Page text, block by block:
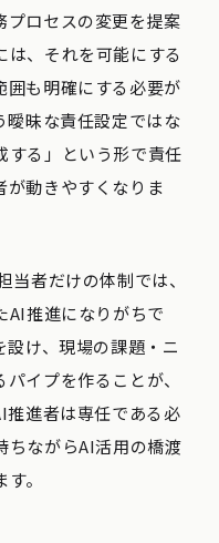
プロセスの変更を提案
は、それを可能にする
囲も明確にする必要が
曖昧な責任設定ではな
する」という形で責任
が動きやすくなりま
当者だけの体制では、
AI推進になりがちで
け、現場の課題・ニ
イプを作ることが、
進者は専任である必
ちながらAI活用の橋渡
。